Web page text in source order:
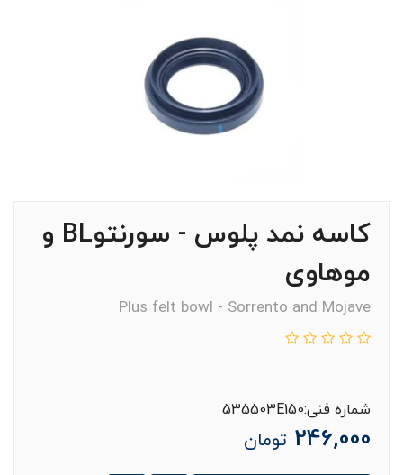
کاسه نمد پلوس - سورنتوBL و
موهاوی
Plus felt bowl - Sorrento and Mojave
شماره فنی:535503E150
246,000 تومان